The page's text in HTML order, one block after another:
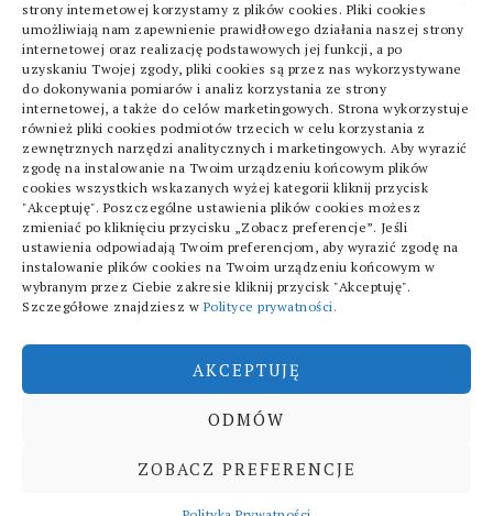
strony internetowej korzystamy z plików cookies. Pliki cookies
umożliwiają nam zapewnienie prawidłowego działania naszej strony
internetowej oraz realizację podstawowych jej funkcji, a po
uzyskaniu Twojej zgody, pliki cookies są przez nas wykorzystywane
do dokonywania pomiarów i analiz korzystania ze strony
internetowej, a także do celów marketingowych. Strona wykorzystuje
również pliki cookies podmiotów trzecich w celu korzystania z
zewnętrznych narzędzi analitycznych i marketingowych. Aby wyrazić
zgodę na instalowanie na Twoim urządzeniu końcowym plików
cookies wszystkich wskazanych wyżej kategorii kliknij przycisk
"Akceptuję". Poszczególne ustawienia plików cookies możesz
zmieniać po kliknięciu przycisku „Zobacz preferencje”. Jeśli
ustawienia odpowiadają Twoim preferencjom, aby wyrazić zgodę na
instalowanie plików cookies na Twoim urządzeniu końcowym w
wybranym przez Ciebie zakresie kliknij przycisk "Akceptuję".
Szczegółowe znajdziesz w Polityce prywatności.
AKCEPTUJĘ
ODMÓW
ZOBACZ PREFERENCJE
ŚWIECE Z WOSKU
PSZCZELEGO
POLITYKA PRYWATNOŚCI
Wszelkie prawa zastrzeżone